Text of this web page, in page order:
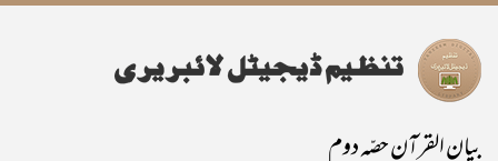
بیان القرآن حصّہ دوم